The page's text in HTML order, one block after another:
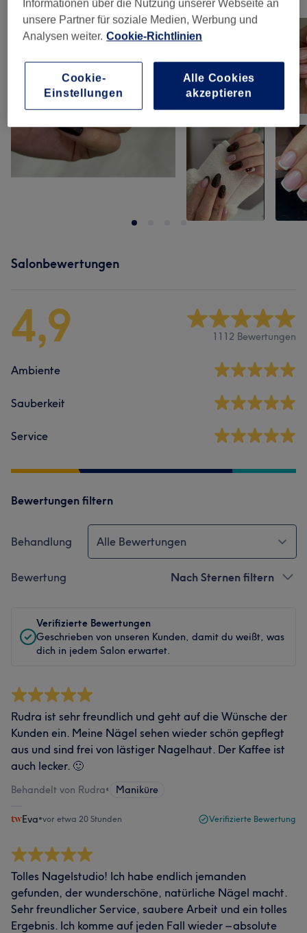
Bild anklicken für weitere Details
Salonbewertungen
4,9 1112 Bewertungen
Ambiente
Sauberkeit
Service
Bewertungen filtern
Behandlung Alle Bewertungen
Bewertung Nach Sternen filtern
Verifizierte Bewertungen
Geschrieben von unseren Kunden, damit du weißt, was
dich in jedem Salon erwartet.
Rudra ist sehr freundlich und geht auf die Wünsche der
Kunden ein. Meine Nägel sehen wieder schön gepflegt
aus und sind frei von lästiger Nagelhaut. Der Kaffee ist
auch lecker. 🙂
Behandelt von Rudra• Maniküre
Eva•vor etwa 20 Stunden Verifizierte Bewertung
Tolles Nagelstudio! Ich habe endlich jemanden
gefunden, der wunderschöne, natürliche Nägel macht.
Sehr freundlicher Service, saubere Arbeit und ein tolles
Ergebnis. Ich komme auf jeden Fall wieder – absolute
Informationen über die Nutzung unserer Webseite an
unsere Partner für soziale Medien, Werbung und
Analysen weiter. Cookie-Richtlinien
Cookie-
Einstellungen
Alle Cookies
akzeptieren